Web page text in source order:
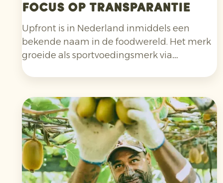
focus op transparantie
Upfront is in Nederland inmiddels een
bekende naam in de foodwereld. Het merk
groeide als sportvoedingsmerk via
supermarkten, sportscholen en andere
jaar aan zijn vernieuwende Foodstores.